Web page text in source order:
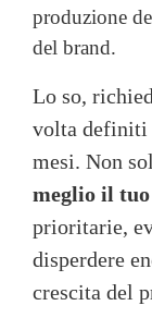
produzione
del brand.
Lo so,
volta definiti
mesi. Non
meglio il
prioritarie,
disperdere
crescita del